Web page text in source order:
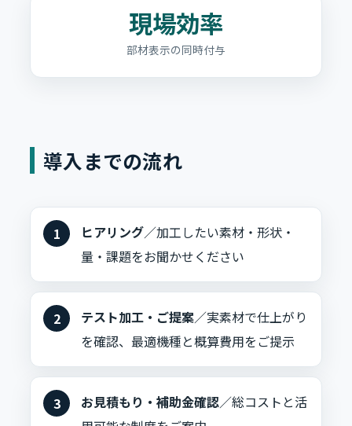
現場効率
部材表示の同時付与
導入までの流れ
ヒアリング／加工したい素材・形状・
量・課題をお聞かせください
テスト加工・ご提案／実素材で仕上がり
を確認、最適機種と概算費用をご提示
お見積もり・補助金確認／総コストと活